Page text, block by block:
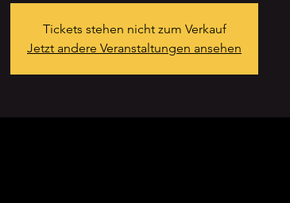
Tickets stehen nicht zum Verkauf
Jetzt andere Veranstaltungen ansehen